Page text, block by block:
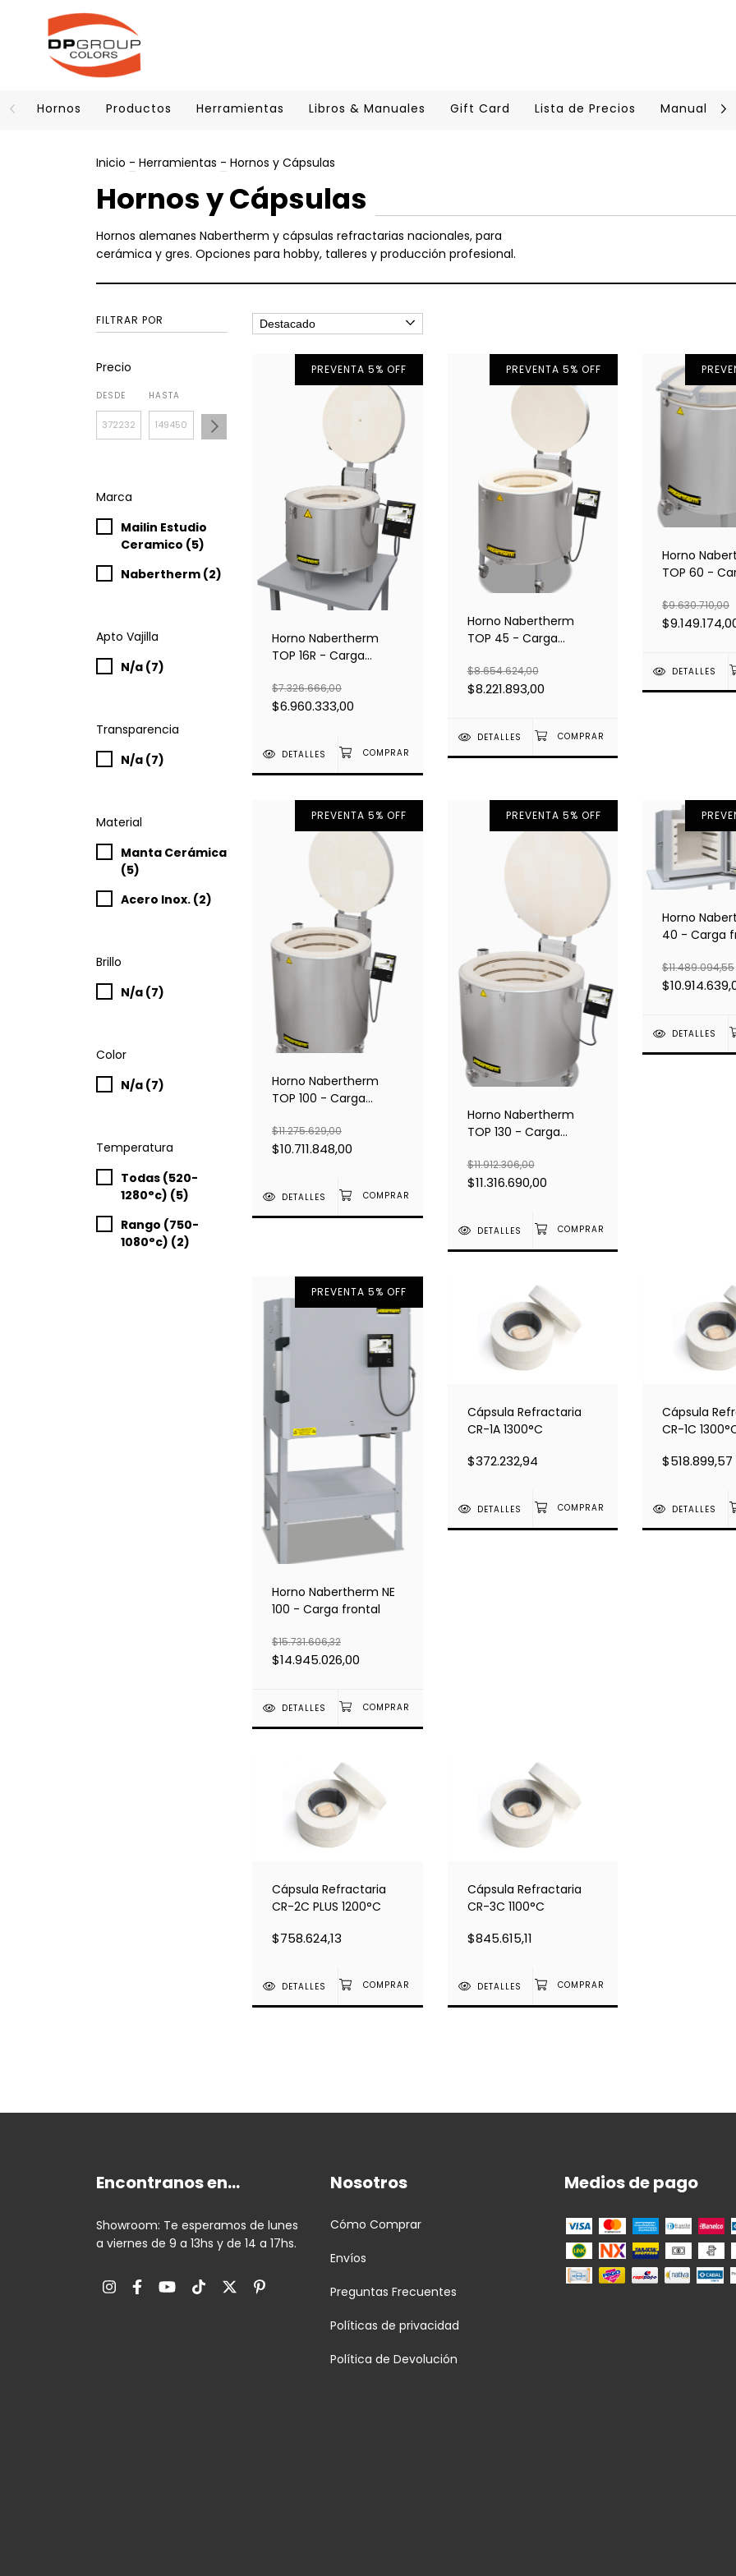
Hornos Productos Herramientas Libros & Manuales Gift Card Lista de Precios Manual
Inicio - Herramientas - Hornos y Cápsulas
Hornos y Cápsulas
Hornos alemanes Nabertherm y cápsulas refractarias nacionales, para
cerámica y gres. Opciones para hobby, talleres y producción profesional.
FILTRAR POR
Precio
DESDE HASTA
Marca
Mailin Estudio
Ceramico (5)
Nabertherm (2)
Apto Vajilla
N/a (7)
Transparencia
N/a (7)
Material
Manta Cerámica
(5)
Acero Inox. (2)
Brillo
N/a (7)
Color
N/a (7)
Temperatura
Todas (520-
1280°c) (5)
Rango (750-
1080°c) (2)
PREVENTA 5% OFF
Horno Nabertherm
TOP 16R - Carga
$7.326.666,00
$6.960.333,00
DETALLES
PREVENTA 5% OFF
Horno Nabertherm
TOP 45 - Carga
$8.654.624,00
$8.221.893,00
DETALLES
Horno
TOP 60 -
$9.630.710,00
DETALLES
PREVENTA 5% OFF
Horno Nabertherm
TOP 100 - Carga
$11.275.629,00
$10.711.848,00
DETALLES
PREVENTA 5% OFF
Horno Nabertherm
TOP 130 - Carga
$11.912.306,00
$11.316.690,00
DETALLES
Horno
40 - Carga
$11.489.094,55
DETALLES
PREVENTA 5% OFF
Horno Nabertherm NE
100 - Carga frontal
$15.731.606,32
$14.945.026,00
DETALLES
Cápsula Refractaria
CR-1A 1300°C
$372.232,94
DETALLES
Cápsula
CR-1C
$518.899,57
DETALLES
Cápsula Refractaria
CR-2C PLUS 1200°C
$758.624,13
DETALLES
Cápsula Refractaria
CR-3C 1100°C
$845.615,11
DETALLES
Encontranos en...
Showroom: Te esperamos de lunes
a viernes de 9 a 13hs y de 14 a 17hs.
Nosotros
Cómo Comprar
Envíos
Preguntas Frecuentes
Políticas de privacidad
Política de Devolución
Medios de pago